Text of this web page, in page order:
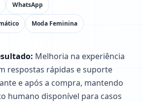
WhatsApp
Moda Feminina
Melhoria na experiência
respostas rápidas e suporte
e após a compra, mantendo
humano disponível para casos